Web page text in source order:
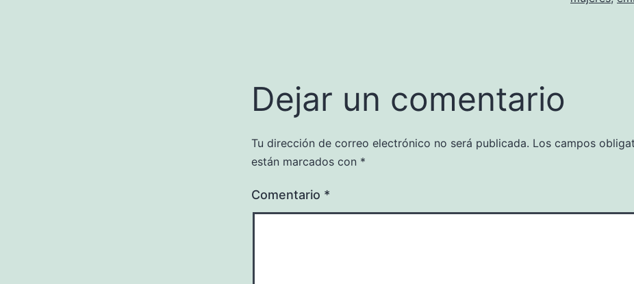
Dejar un comentario
Tu dirección de correo electrónico no será publicada. Los campos
están marcados con *
Comentario *